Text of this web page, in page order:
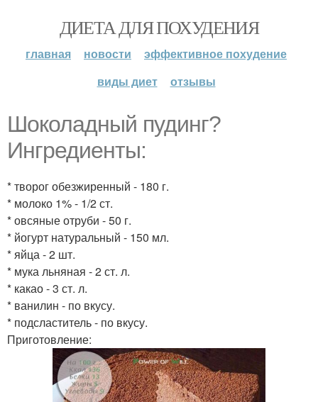
ДИЕТА ДЛЯ ПОХУДЕНИЯ
главная новости
эффективное похудение
виды диет
отзывы
Шоколадный пудинг?
Ингредиенты:
* творог обезжиренный - 180 г.
* молоко 1% - 1/2 ст.
* овсяные отруби - 50 г.
* йогурт натуральный - 150 мл.
* яйца - 2 шт.
* мука льняная - 2 ст. л.
* какао - 3 ст. л.
* ванилин - по вкусу.
* подсластитель - по вкусу.
Приготовление: